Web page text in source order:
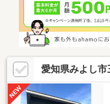
洗器付・南東向きのバル
いします ━━━━━・・・物
合わせください。
愛知県みよし